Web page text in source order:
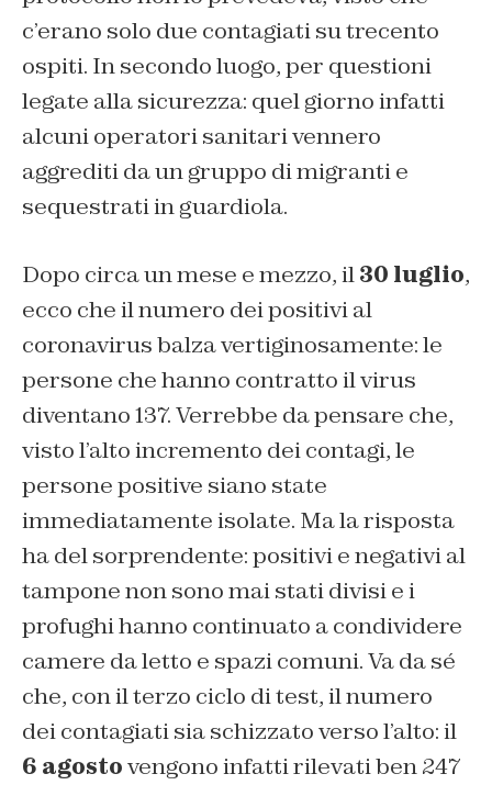
c’erano solo due contagiati su trecento
ospiti. In secondo luogo, per questioni
legate alla sicurezza: quel giorno infatti
alcuni operatori sanitari vennero
aggrediti da un gruppo di migranti e
sequestrati in guardiola.
Dopo circa un mese e mezzo, il30 luglio,
ecco che il numero dei positivi al
coronavirus balza vertiginosamente: le
persone che hanno contratto il virus
diventano 137. Verrebbe da pensare che,
visto l’alto incremento dei contagi, le
persone positive siano state
immediatamente isolate. Ma la risposta
ha del sorprendente: positivi e negativi al
tampone non sono mai stati divisi e i
profughi hanno continuato a condividere
camere da letto e spazi comuni. Va da sé
che, con il terzo ciclo di test, il numero
dei contagiati sia schizzato verso l’alto: il
6 agostovengono infatti rilevati ben 247